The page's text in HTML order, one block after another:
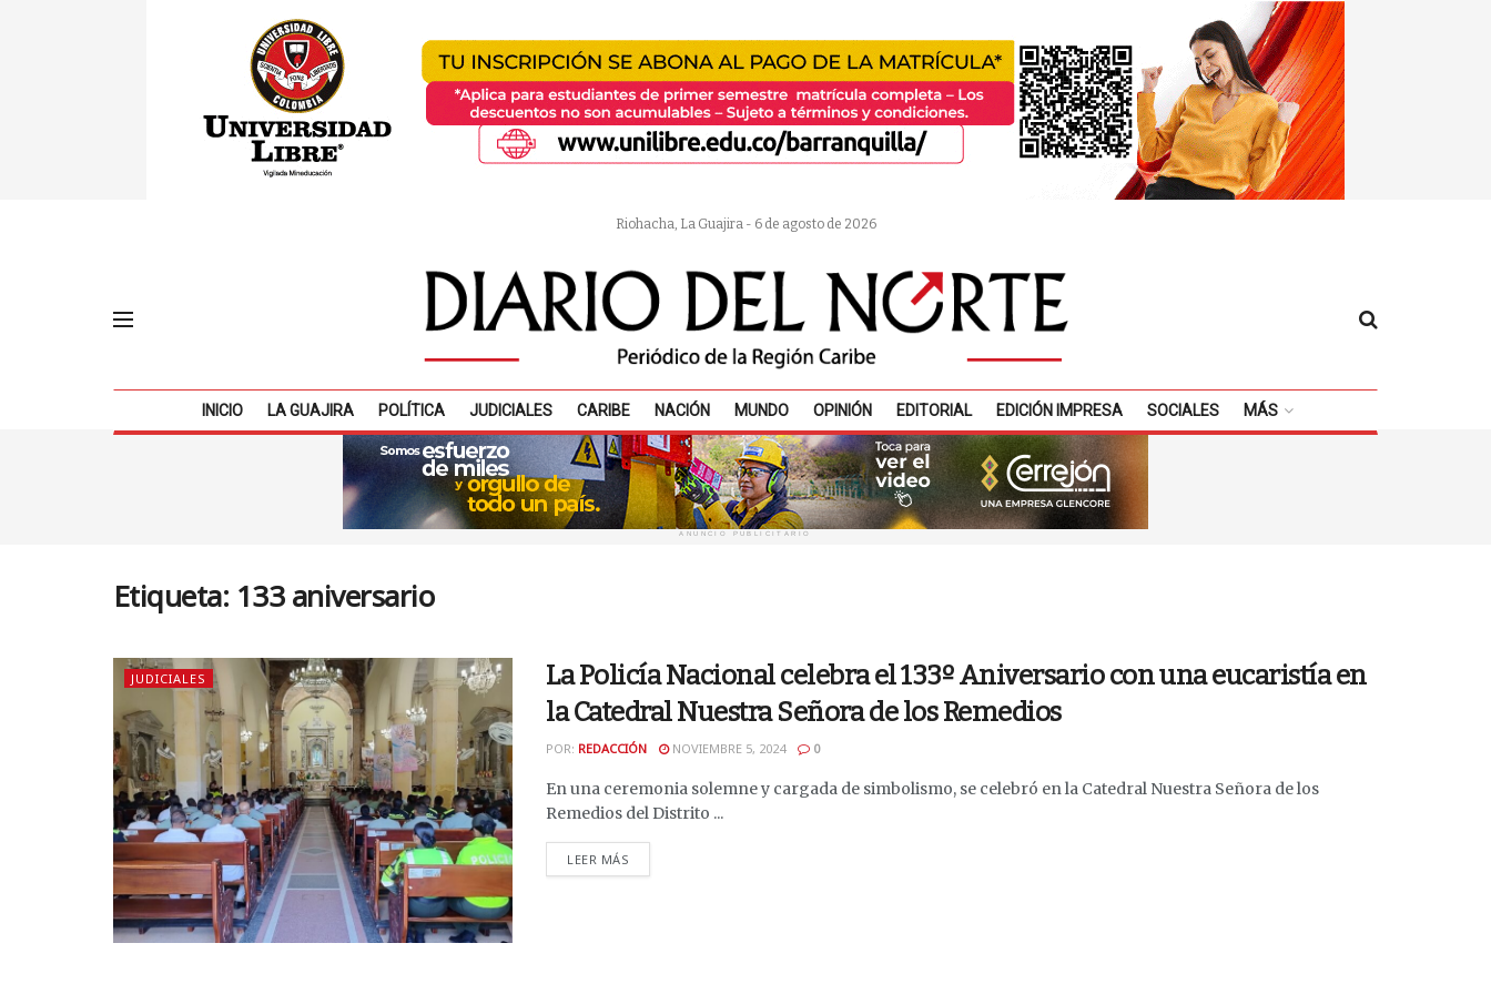
Riohacha, La Guajira - 6 de agosto de 2026
INICIO LA GUAJIRA POLÍTICA JUDICIALES CARIBE NACIÓN MUNDO OPINIÓN EDITORIAL EDICIÓN IMPRESA SOCIALES MÁS
ANUNCIO PUBLICITARIO
Etiqueta: 133 aniversario
JUDICIALES
La Policía Nacional celebra el 133º Aniversario con una eucaristía en
la Catedral Nuestra Señora de los Remedios
POR: REDACCIÓN NOVIEMBRE 5, 2024 0
En una ceremonia solemne y cargada de simbolismo, se celebró en la Catedral Nuestra Señora de los
Remedios del Distrito ...
LEER MÁS